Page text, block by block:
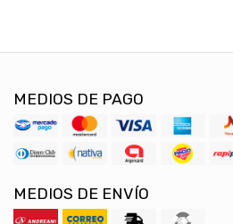
MEDIOS DE PAGO
MEDIOS DE ENVÍO